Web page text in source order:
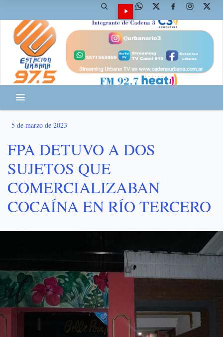
5 de marzo de 2023
FPA DETUVO A DOS
SUJETOS QUE
COMERCIALIZABAN
COCAÍNA EN RÍO TERCERO